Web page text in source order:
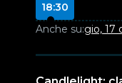
18:30
Anche su:gio, 17